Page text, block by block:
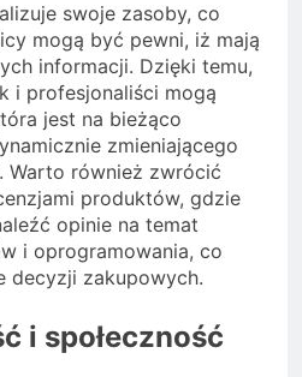
swoje zasoby, co
mogą być pewni, iż mają
informacji. Dzięki temu,
i profesjonaliści mogą
jest na bieżąco
zmieniającego
Warto również zwrócić
produktów, gdzie
opinie na temat
i oprogramowania, co
decyzji zakupowych.
i społeczność